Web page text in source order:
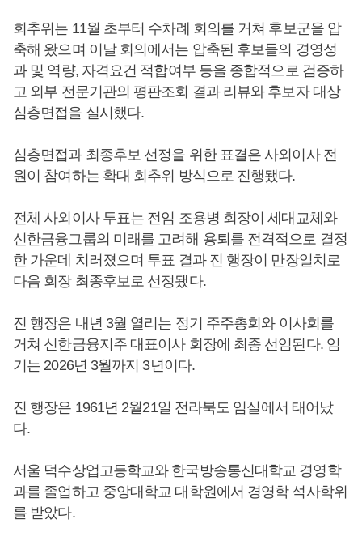
회추위는 11월 초부터 수차례 회의를 거쳐 후보군을 압
축해 왔으며 이날 회의에서는 압축된 후보들의 경영성
과 및 역량, 자격요건 적합여부 등을 종합적으로 검증하
고 외부 전문기관의 평판조회 결과 리뷰와 후보자 대상
심층면접을 실시했다.
심층면접과 최종후보 선정을 위한 표결은 사외이사 전
원이 참여하는 확대 회추위 방식으로 진행됐다.
전체 사외이사 투표는 전임 조용병 회장이 세대교체와
신한금융그룹의 미래를 고려해 용퇴를 전격적으로 결정
한 가운데 치러졌으며 투표 결과 진 행장이 만장일치로
다음 회장 최종후보로 선정됐다.
진 행장은 내년 3월 열리는 정기 주주총회와 이사회를
거쳐 신한금융지주 대표이사 회장에 최종 선임된다. 임
기는 2026년 3월까지 3년이다.
진 행장은 1961년 2월21일 전라북도 임실에서 태어났
다.
서울 덕수상업고등학교와 한국방송통신대학교 경영학
과를 졸업하고 중앙대학교 대학원에서 경영학 석사학위
를 받았다.